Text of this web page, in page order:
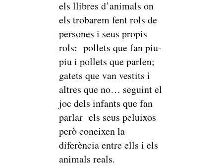
els llibres d’animals on
els trobarem fent rols de
persones i seus propis
rols: pollets que fan piu-
piu i pollets que parlen;
gatets que van vestits i
altres que no… seguint el
joc dels infants que fan
parlar els seus peluixos
però coneixen la
diferència entre ells i els
animals reals.